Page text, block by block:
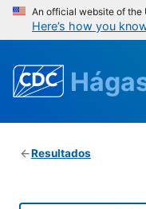
An official website of the
Here’s how you
Resultados